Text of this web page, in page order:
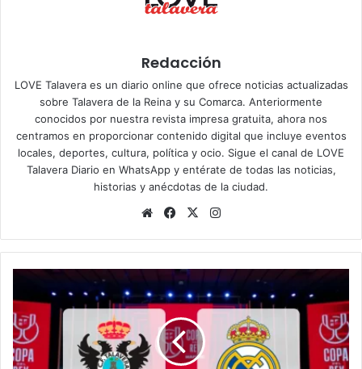
Redacción
LOVE Talavera es un diario online que ofrece noticias actualizadas
sobre Talavera de la Reina y su Comarca. Anteriormente
conocidos por nuestra revista impresa gratuita, ahora nos
centramos en proporcionar contenido digital que incluye eventos
locales, deportes, cultura, política y ocio. Sigue el canal de LOVE
Talavera Diario en WhatsAppy entérate de todas las noticias,
historias y anécdotas de la ciudad.
Siti
we
b
Fa
bo
ok
X
ra
m
o
m
b
a